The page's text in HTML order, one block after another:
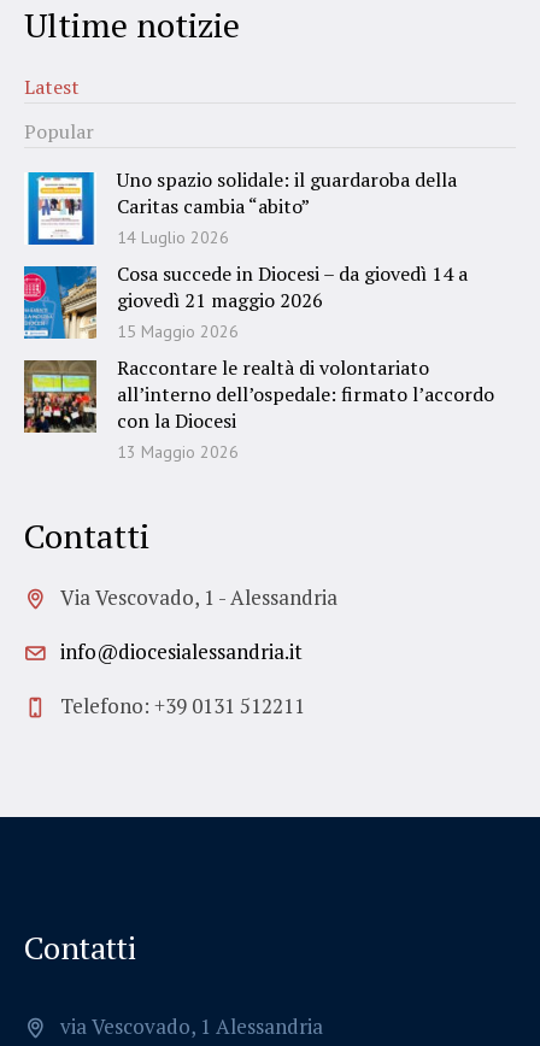
Ultime notizie
Latest
Popular
Uno spazio solidale: il guardaroba della
Caritas cambia “abito”
14 Luglio 2026
Cosa succede in Diocesi – da giovedì 14 a
giovedì 21 maggio 2026
15 Maggio 2026
Raccontare le realtà di volontariato
all’interno dell’ospedale: firmato l’accordo
con la Diocesi
13 Maggio 2026
Contatti
Via Vescovado, 1 - Alessandria
info@diocesialessandria.it
Telefono: +39 0131 512211
Contatti
via Vescovado, 1 Alessandria